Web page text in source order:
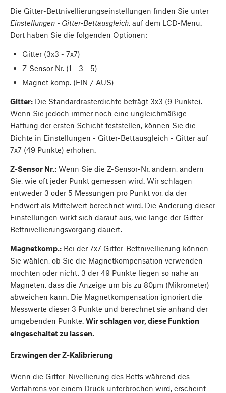
Die Gitter-Bettnivellierungseinstellungen finden Sie unter
Einstellungen - Gitter-Bettausgleich, auf dem LCD-Menü.
Dort haben Sie die folgenden Optionen:
Gitter (3x3 - 7x7)
Z-Sensor Nr. (1 - 3 - 5)
Magnet komp. (EIN / AUS)
Gitter: Die Standardrasterdichte beträgt 3x3 (9 Punkte).
Wenn Sie jedoch immer noch eine ungleichmäßige
Haftung der ersten Schicht feststellen, können Sie die
Dichte in Einstellungen - Gitter-Bettausgleich - Gitter auf
7x7 (49 Punkte) erhöhen.
Z-Sensor Nr.: Wenn Sie die Z-Sensor-Nr. ändern, ändern
Sie, wie oft jeder Punkt gemessen wird. Wir schlagen
entweder 3 oder 5 Messungen pro Punkt vor, da der
Endwert als Mittelwert berechnet wird. Die Änderung dieser
Einstellungen wirkt sich darauf aus, wie lange der Gitter-
Bettnivellierungsvorgang dauert.
Magnetkomp.: Bei der 7x7 Gitter-Bettnivellierung können
Sie wählen, ob Sie die Magnetkompensation verwenden
möchten oder nicht. 3 der 49 Punkte liegen so nahe an
Magneten, dass die Anzeige um bis zu 80μm (Mikrometer)
abweichen kann. Die Magnetkompensation ignoriert die
Messwerte dieser 3 Punkte und berechnet sie anhand der
umgebenden Punkte. Wir schlagen vor, diese Funktion
eingeschaltet zu lassen.
Erzwingen der Z-Kalibrierung
Wenn die Gitter-Nivellierung des Betts während des
Verfahrens vor einem Druck unterbrochen wird, erscheint